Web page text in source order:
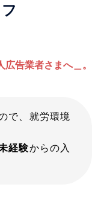
告業者さまへ＿。
で、就労環境
経験からの入